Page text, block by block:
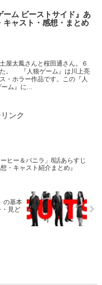
ーム ビーストサイド』あ
キャスト・感想・まとめ
屋太鳳さんと桜田通さん。６
た。 『人狼ゲーム』は川上亮
・ホラー作品です。この『人
ム』に...
ンク
ーヒー＆バニラ」8話あらすじ
・キャスト紹介まとめ』
の基本
・見ど